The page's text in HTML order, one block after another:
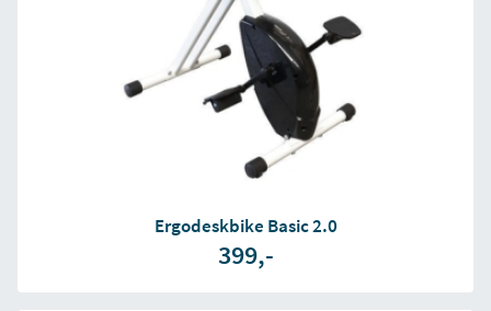
Ergodeskbike Basic 2.0
399,-